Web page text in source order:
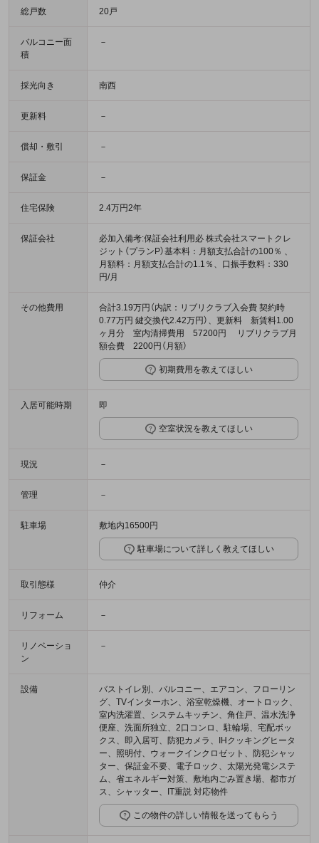
総戸数 20戸
バルコニー面
積
－
採光向き 南西
更新料 －
償却・敷引 －
保証金 －
住宅保険 2.4万円2年
保証会社
必加入備考:保証会社利用必 株式会社スマートクレ
ジット（プランP）基本料：月額支払合計の100％ 、
月額料：月額支払合計の1.1％、口振手数料：330
円/月
その他費用
合計3.19万円（内訳：リブリクラブ入会費 契約時
0.77万円 鍵交換代2.42万円）、更新料 新賃料1.00
ヶ月分 室内清掃費用 57200円 リブリクラブ月
額会費 2200円（月額）
初期費用を教えてほしい
入居可能時期 即
空室状況を教えてほしい
現況 －
管理 －
駐車場 敷地内16500円
駐車場について詳しく教えてほしい
取引態様 仲介
リフォーム －
リノベーショ
ン
－
設備
バストイレ別、バルコニー、エアコン、フローリン
グ、TVインターホン、浴室乾燥機、オートロック、
室内洗濯置、システムキッチン、角住戸、温水洗浄
便座、洗面所独立、2口コンロ、駐輪場、宅配ボッ
クス、即入居可、防犯カメラ、IHクッキングヒータ
ー、照明付、ウォークインクロゼット、防犯シャッ
ター、保証金不要、電子ロック、太陽光発電システ
ム、省エネルギー対策、敷地内ごみ置き場、都市ガ
ス、シャッター、IT重説 対応物件
この物件の詳しい情報を送ってもらう